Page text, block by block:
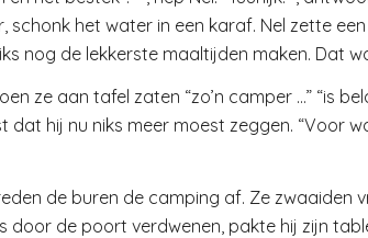
schonk het water in een karaf. Nel zette
nog de lekkerste maaltijden maken. Dat
ze aan tafel zaten “zo’n camper …” “is
dat hij nu niks meer moest zeggen. “Voor
de buren de camping af. Ze zwaaiden
door de poort verdwenen, pakte hij zijn